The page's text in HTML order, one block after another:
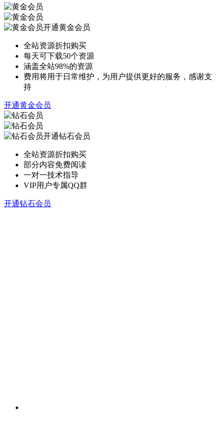
开通黄金会员
全站资源折扣购买
每天可下载50个资源
涵盖全站98%的资源
费用将用于日常维护，为用户提供更好的服务，感谢支
持
开通黄金会员
开通钻石会员
全站资源折扣购买
部分内容免费阅读
一对一技术指导
VIP用户专属QQ群
开通钻石会员